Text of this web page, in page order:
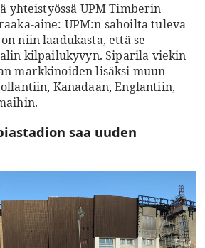
yhteistyössä UPM Timberin
aine: UPM:n sahoilta tuleva
niin laadukasta, että se
kilpailukyvyn. Siparila viekin
markkinoiden lisäksi muun
Kanadaan, Englantiin,
saa uuden